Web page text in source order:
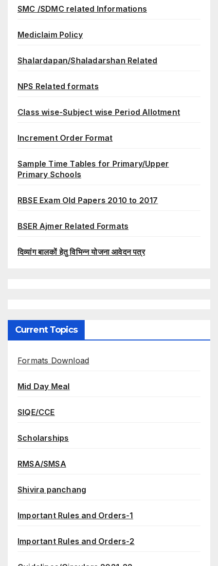
SMC /SDMC related Informations
Mediclaim Policy
Shalardapan/Shaladarshan Related
NPS Related formats
Class wise-Subject wise Period Allotment
Increment Order Format
Sample Time Tables for Primary/Upper
Primary Schools
RBSE Exam Old Papers 2010 to 2017
BSER Ajmer Related Formats
दिव्यांग बालकों हेतु विभिन्न योजना आवेदन पत्र
Current Topics
Formats Download
Mid Day Meal
SIQE/CCE
Scholarships
RMSA/SMSA
Shivira panchang
Important Rules and Orders-1
Important Rules and Orders-2